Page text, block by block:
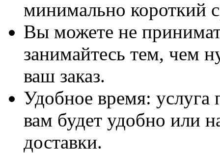
минимально короткий
Вы можете не
занимайтесь тем, чем
ваш заказ.
Удобное время: услуга
вам будет удобно или
доставки.